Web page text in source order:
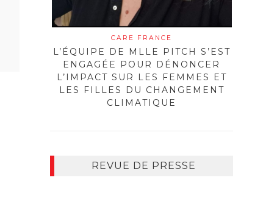
CARE FRANCE
L’ÉQUIPE DE MLLE PITCH S’EST
ENGAGÉE POUR DÉNONCER
L’IMPACT SUR LES FEMMES ET
LES FILLES DU CHANGEMENT
CLIMATIQUE
REVUE DE PRESSE